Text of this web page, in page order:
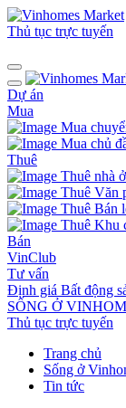
Thủ tục trực tuyến
Dự án
Mua
Mua
Mua chủ
Thuê
Thuê nhà
Thuê Văn
Thuê Bán
Thuê Khu
Bán
VinClub
Tư vấn
Định giá Bất động
SỐNG Ở
Thủ tục trực tuyến
Trang chủ
Sống ở
Tin tức